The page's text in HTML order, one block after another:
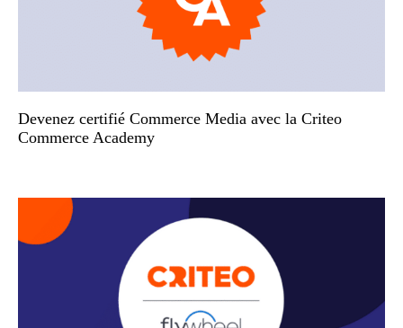
Devenez certifié Commerce Media avec la Criteo
Commerce Academy